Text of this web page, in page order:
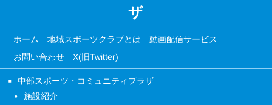
ザ
ホーム 地域スポーツクラブとは 動画配信サービス
お問い合わせ X(旧Twitter)
中部スポーツ・コミュニティプラザ
施設紹介